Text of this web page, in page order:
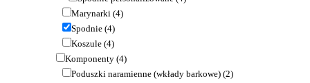
Marynarki (4)
Spodnie (4)
Koszule (4)
Komponenty (4)
Poduszki naramienne (wkłady barkowe) (2)